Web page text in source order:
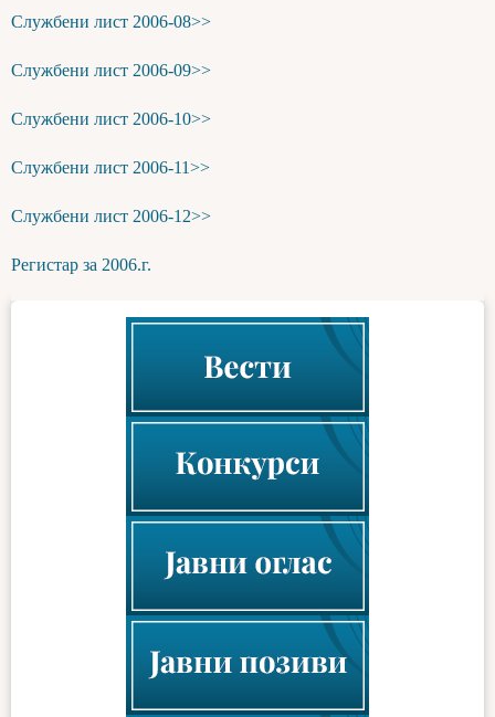
Службени лист 2006-08>>
Службени лист 2006-09>>
Службени лист 2006-10>>
Службени лист 2006-11>>
Службени лист 2006-12>>
Регистар за 2006.г.